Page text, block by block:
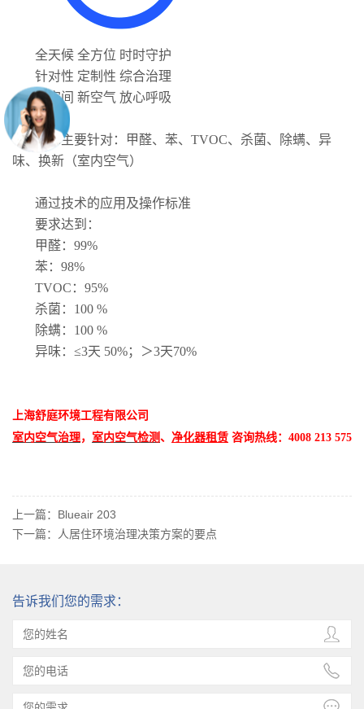
全天候 全方位 时时守护
针对性 定制性 综合治理
改空间 新空气 放心呼吸
技术主要针对：甲醛、苯、TVOC、杀菌、除螨、异
味、换新（室内空气）
通过技术的应用及操作标准
要求达到：
甲醛：99%
苯：98%
TVOC：95%
杀菌：100 %
除螨：100 %
异味：≤3天 50%；＞3天70%
上海舒庭环境工程有限公司
室内空气治理， 室内空气检测、 净化器租赁 咨询热线：4008 213 575
上一篇： Blueair 203
下一篇：
人居住环境治理决策方案的要点
告诉我们您的需求：